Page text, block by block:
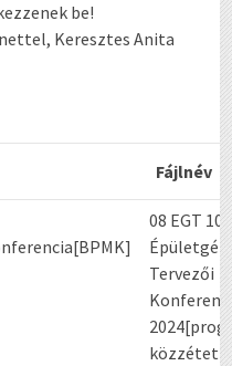
be!
Keresztes Anita
Fájlnév
08 EGT 10
Tervezői